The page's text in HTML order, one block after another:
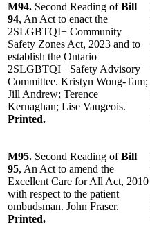
M94. Second Reading ofBill
94, An Act to enact the
2SLGBTQI+ Community
Safety Zones Act, 2023 and to
establish the Ontario
2SLGBTQI+ Safety Advisory
Committee. Kristyn Wong-Tam;
Jill Andrew; Terence
Kernaghan; Lise Vaugeois.
Printed.
M95. Second Reading ofBill
95, An Act to amend the
Excellent Care for All Act, 2010
with respect to the patient
ombudsman. John Fraser.
Printed.